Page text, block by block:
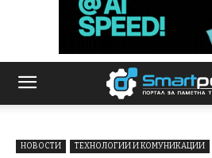
НОВОСТИ ТЕХНОЛОГИИ И КОМУНИКАЦИИ